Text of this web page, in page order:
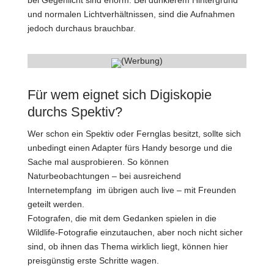
und normalen Lichtverhältnissen, sind die Aufnahmen
jedoch durchaus brauchbar.
(Werbung)
Für wem eignet sich Digiskopie
durchs Spektiv?
Wer schon ein Spektiv oder Fernglas besitzt, sollte sich
unbedingt einen Adapter fürs Handy besorge und die
Sache mal ausprobieren. So können
Naturbeobachtungen – bei ausreichend
Internetempfang im übrigen auch live – mit Freunden
geteilt werden.
Fotografen, die mit dem Gedanken spielen in die
Wildlife-Fotografie einzutauchen, aber noch nicht sicher
sind, ob ihnen das Thema wirklich liegt, können hier
preisgünstig erste Schritte wagen.